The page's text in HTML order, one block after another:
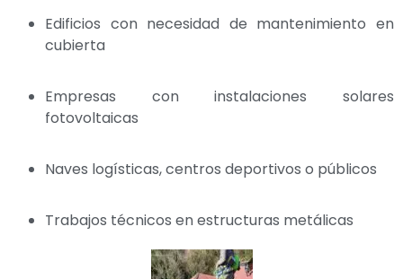
Edificios con necesidad de mantenimiento en
cubierta
Empresas con instalaciones solares
fotovoltaicas
Naves logísticas, centros deportivos o públicos
Trabajos técnicos en estructuras metálicas